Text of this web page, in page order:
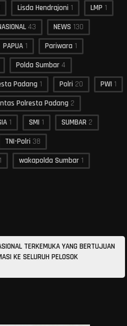
Lisda Hendrajoni 1 LMP 1
43 NEWS 130
PAPUA 1 Pariwara 1
Polda Sumbar 4
Padang 1 Polri 20 PWI 1
Polresta Padang 2
1 SMI 1 SUMBAR 2
TNI-Polri 38
1 wakapolda Sumbar 1
TERKEMUKA YANG BERTUJUAN
KE SELURUH PELOSOK